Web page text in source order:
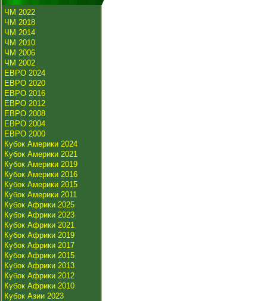
ЧМ 2022
ЧМ 2018
ЧМ 2014
ЧМ 2010
ЧМ 2006
ЧМ 2002
ЕВРО 2024
ЕВРО 2020
ЕВРО 2016
ЕВРО 2012
ЕВРО 2008
ЕВРО 2004
ЕВРО 2000
Кубок Америки 2024
Кубок Америки 2021
Кубок Америки 2019
Кубок Америки 2016
Кубок Америки 2015
Кубок Америки 2011
Кубок Африки 2025
Кубок Африки 2023
Кубок Африки 2021
Кубок Африки 2019
Кубок Африки 2017
Кубок Африки 2015
Кубок Африки 2013
Кубок Африки 2012
Кубок Африки 2010
Кубок Азии 2023